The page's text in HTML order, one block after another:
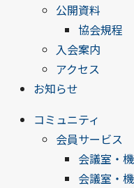
公開資料
協会規程
入会案内
アクセス
お知らせ
コミュニティ
会員サービス
会議室・
会議室・